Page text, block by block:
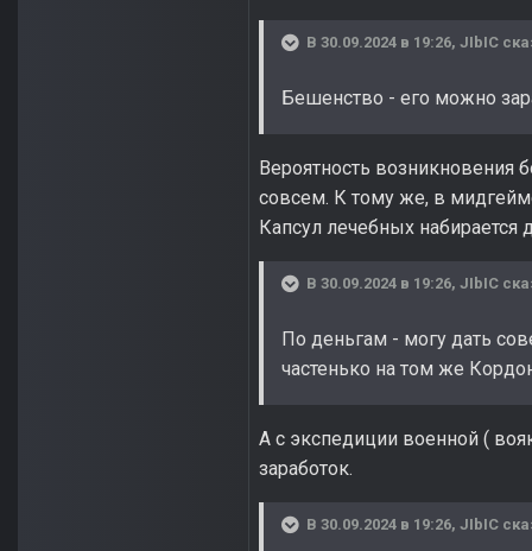
В 30.09.2024 в 19:26, JIbIC
Бешенство - его можно
Вероятность возникновения
совсем. К тому же, в
Капсул лечебных набирается
В 30.09.2024 в 19:26, JIbIC
По деньгам - могу дать
частенько на том же
А с экспедиции военной (
заработок.
В 30.09.2024 в 19:26, JIbIC